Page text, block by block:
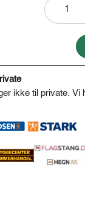
ikke til private. Vi